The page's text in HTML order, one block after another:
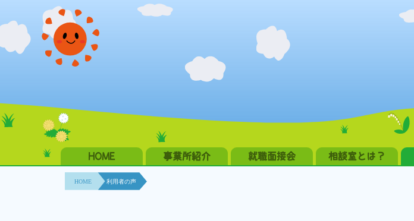
HOME 事業所紹介 就職面接会 相談室とは？
HOME 利用者の声